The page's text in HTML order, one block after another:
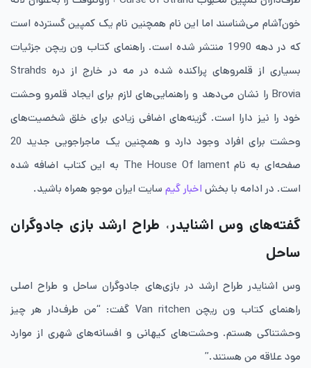
خون‌آشام می‌شناسند اما این نام همچنین نام یک کمپین گسترده است
که در دهه 1990 منتشر شده است. راهنمای کتاب ون ریچن جزئیات
بسیاری از قلمروهای پراکنده شده در مه در خارج از دره Strahds
Brovia را نشان می‌دهد و راهنمایی‌های لازم برای ایجاد قلمرو وحشت
خود را نیز دارا است. گزینه‌های اضافی زیادی برای خلق شخصیت‌های
وحشت برای افراد وجود دارد و همچنین یک ماجراجویی جدید 20
صفحه‌ای به نام The House Of lament به این کتاب اضافه شده
است. در ادامه با بخش اخبار گیم سایت ایران موجو همراه باشید.
گفته‌های وس اشنایدر˓ طراح ارشد بازی جادوگران
ساحل
وس اشنایدر طراح ارشد در بازی‌های جادوگران ساحل و طراح اصلی
راهنمای کتاب ون ریچن Van ritchen گفت: “من طرف‌دار هر چیز
وحشتناکی هستم. وحشت‌های کیهانی و افسانه‌های شهری از موارد
مود علاقه من هستند.”